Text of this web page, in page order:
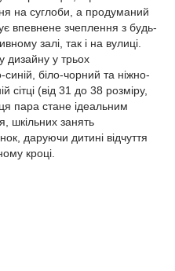
на суглоби, а продуманий
впевнене зчеплення з будь-
залі, так і на вулиці.
дизайну у трьох
синій, біло-чорний та ніжно-
сітці (від 31 до 38 розміру,
пара стане ідеальним
шкільних занять
даруючи дитині відчуття
кроці.